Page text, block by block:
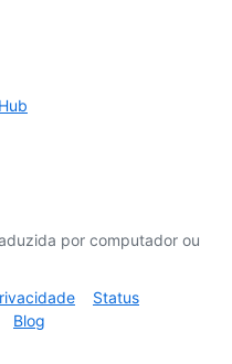
por computador ou
Status
Blog